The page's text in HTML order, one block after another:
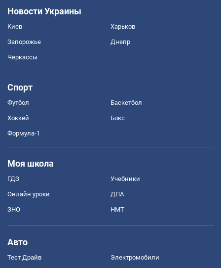
Новости Украины
Киев Харьков
Запорожье Днепр
Черкассы
Спорт
Футбол Баскетбол
Хоккей Бокс
Формула-1
Моя школа
ГДЗ Учебники
Онлайн уроки ДПА
ЗНО НМТ
Авто
Тест Драйв Электромобили